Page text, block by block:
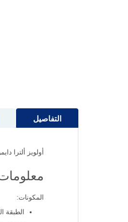
التفاصيل
أولويز ألترا
المكونات:
الطبقة